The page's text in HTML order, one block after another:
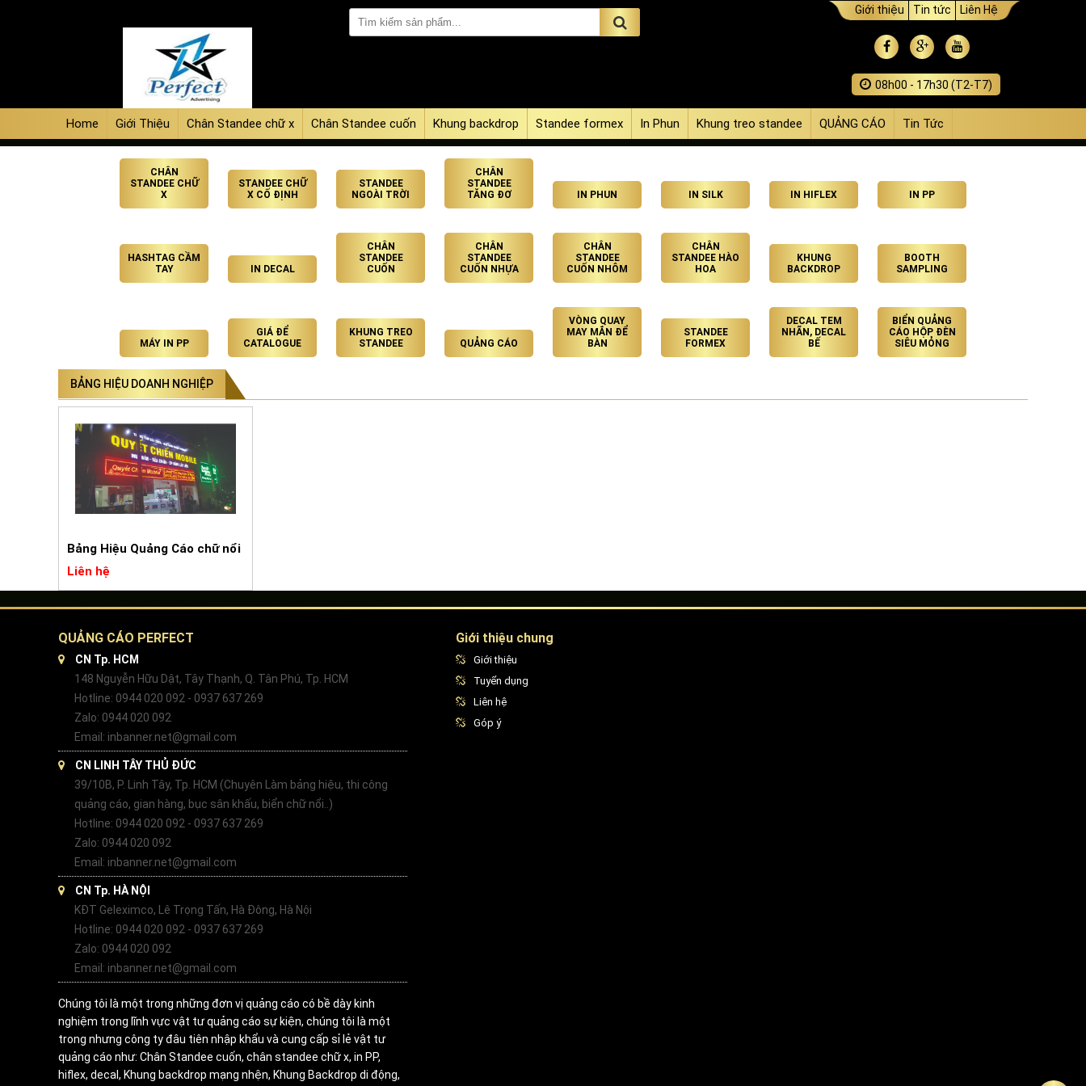
Giới thiệu Tin tức Liên Hệ
08h00 - 17h30 (T2-T7)
Home Giới Thiệu Chân Standee chữ x Chân Standee cuốn Khung backdrop Standee formex In Phun Khung treo standee QUẢNG CÁO Tin Tức
CHÂN
STANDEE CHỮ
X
STANDEE CHỮ
X CỐ ĐỊNH
STANDEE
NGOÀI TRỜI
CHÂN
STANDEE
TĂNG ĐƠ
IN PHUN IN SILK IN HIFLEX IN PP
HASHTAG CẦM
TAY
IN DECAL
CHÂN
STANDEE
CUỐN
CHÂN
STANDEE
CUỐN NHỰA
CHÂN
STANDEE
CUỐN NHÔM
CHÂN
STANDEE HÀO
HOA
KHUNG
BACKDROP
BOOTH
SAMPLING
MÁY IN PP
GIÁ ĐỂ
CATALOGUE
KHUNG TREO
STANDEE
QUẢNG CÁO
VÒNG QUAY
MAY MẮN ĐỂ
BÀN
STANDEE
FORMEX
DECAL TEM
NHÃN, DECAL
BẾ
BIỂN QUẢNG
CÁO HỘP ĐÈN
SIÊU MỎNG
BẢNG HIỆU DOANH NGHIỆP
Bảng Hiệu Quảng Cáo chữ nổi
Liên hệ
QUẢNG CÁO PERFECT
CN Tp. HCM
148 Nguyễn Hữu Dật, Tây Thạnh, Q. Tân Phú, Tp. HCM
Hotline: 0944 020 092 - 0937 637 269
Zalo: 0944 020 092
Email: inbanner.net@gmail.com
CN LINH TÂY THỦ ĐỨC
39/10B, P. Linh Tây, Tp. HCM (Chuyên Làm bảng hiệu, thi công
quảng cáo, gian hàng, bục sân khấu, biển chữ nổi..)
Hotline: 0944 020 092 - 0937 637 269
Zalo: 0944 020 092
Email: inbanner.net@gmail.com
CN Tp. HÀ NỘI
KĐT Geleximco, Lê Trọng Tấn, Hà Đông, Hà Nội
Hotline: 0944 020 092 - 0937 637 269
Zalo: 0944 020 092
Email: inbanner.net@gmail.com
Chúng tôi là một trong những đơn vị quảng cáo có bề dày kinh
nghiệm trong lĩnh vực vật tư quảng cáo sự kiện, chúng tôi là một
trong nhưng công ty đâu tiên nhập khẩu và cung cấp sỉ lẻ vật tư
quảng cáo như: Chân Standee cuốn, chân standee chữ x, in PP,
hiflex, decal, Khung backdrop mạng nhện, Khung Backdrop di động,
Giới thiệu chung
Giới thiệu
Tuyển dụng
Liên hệ
Góp ý